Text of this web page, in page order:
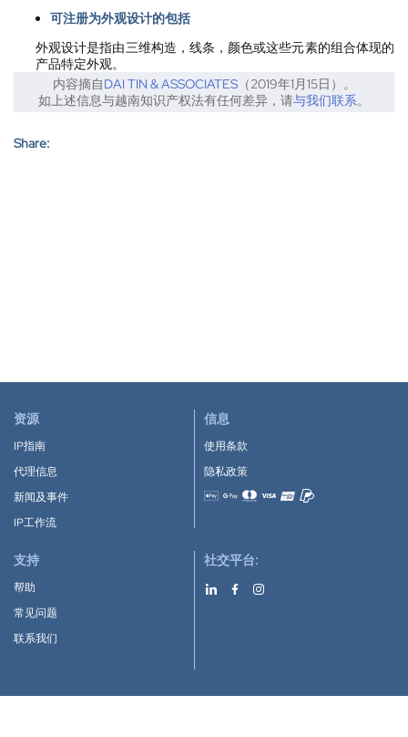
可注册为外观设计的包括
外观设计是指由三维构造，线条，颜色或这些元素的组合体现的
产品特定外观。
内容摘自DAI TIN & ASSOCIATES（2019年1月15日）。
如上述信息与越南知识产权法有任何差异，请与我们联系。
Share:
资源
IP指南
代理信息
新闻及事件
IP工作流
信息
使用条款
隐私政策
Accepted payment methods
支持
帮助
常见问题
联系我们
社交平台: